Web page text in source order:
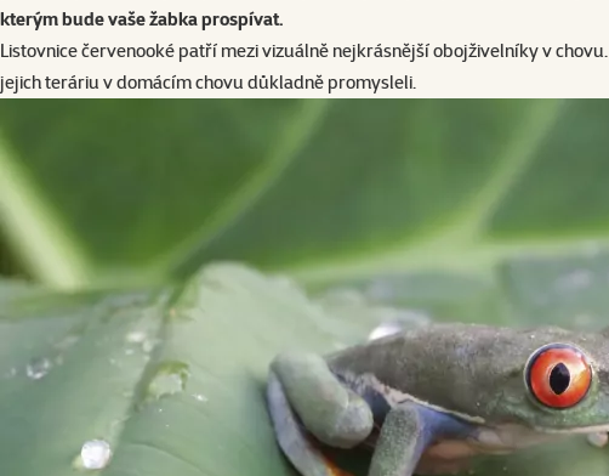
kterým bude vaše žabka prospívat.
Listovnice červenooké patří mezi vizuálně nejkrásnější obojživelníky v
jejich teráriu v domácím chovu důkladně promysleli.